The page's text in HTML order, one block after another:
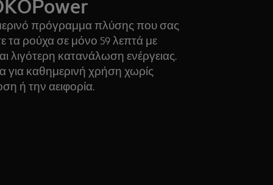
πρόγραμμα πλύσης που σας
τα ρούχα σε μόνο 59 λεπτά με
λιγότερη κατανάλωση ενέργειας.
για καθημερινή χρήση χωρίς
ή την αειφορία.